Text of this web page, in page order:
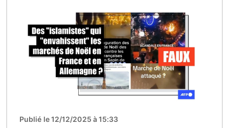
Publié le 12/12/2025 à 15:33